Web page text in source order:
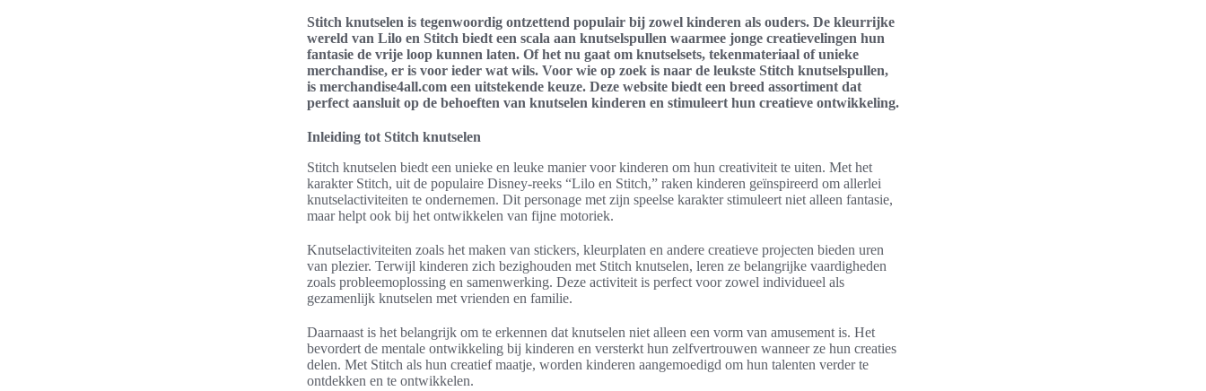
Stitch knutselen is tegenwoordig ontzettend populair bij zowel kinderen als ouders. De kleurrijke
wereld van Lilo en Stitch biedt een scala aan knutselspullen waarmee jonge creatievelingen hun
fantasie de vrije loop kunnen laten. Of het nu gaat om knutselsets, tekenmateriaal of unieke
merchandise, er is voor ieder wat wils. Voor wie op zoek is naar de leukste Stitch knutselspullen,
is merchandise4all.com een uitstekende keuze. Deze website biedt een breed assortiment dat
perfect aansluit op de behoeften van knutselen kinderen en stimuleert hun creatieve ontwikkeling.
Inleiding tot Stitch knutselen
Stitch knutselen biedt een unieke en leuke manier voor kinderen om hun creativiteit te uiten. Met het
karakter Stitch, uit de populaire Disney-reeks “Lilo en Stitch,” raken kinderen geïnspireerd om allerlei
knutselactiviteiten te ondernemen. Dit personage met zijn speelse karakter stimuleert niet alleen fantasie,
maar helpt ook bij het ontwikkelen van fijne motoriek.
Knutselactiviteiten zoals het maken van stickers, kleurplaten en andere creatieve projecten bieden uren
van plezier. Terwijl kinderen zich bezighouden met Stitch knutselen, leren ze belangrijke vaardigheden
zoals probleemoplossing en samenwerking. Deze activiteit is perfect voor zowel individueel als
gezamenlijk knutselen met vrienden en familie.
Daarnaast is het belangrijk om te erkennen dat knutselen niet alleen een vorm van amusement is. Het
bevordert de mentale ontwikkeling bij kinderen en versterkt hun zelfvertrouwen wanneer ze hun creaties
delen. Met Stitch als hun creatief maatje, worden kinderen aangemoedigd om hun talenten verder te
ontdekken en te ontwikkelen.